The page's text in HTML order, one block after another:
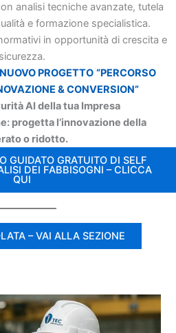
analisi tecniche avanzate, tutela
e formazione specialistica.
in opportunità di crescita e
sicurezza.
PROGETTO “PERCORSO
& CONVERSION”
AI della tua Impresa
progetta l’innovazione della
o ridotto.
GUIDATO GRATUITO DI SELF
DEI FABBISOGNI – CLICCA
QUI
– VAI ALLA SEZIONE